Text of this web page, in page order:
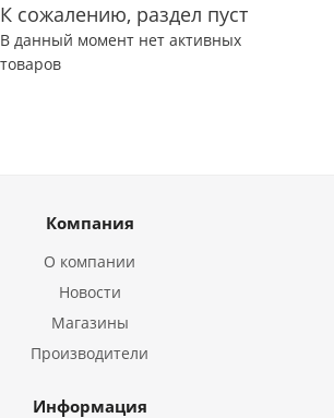
К сожалению, раздел пуст
В данный момент нет активных
товаров
Компания
О компании
Новости
Магазины
Производители
Информация